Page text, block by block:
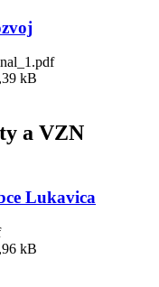
kB
a VZN
Lukavica
kB